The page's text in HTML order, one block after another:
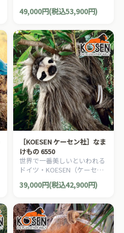
社）の動物のぬいぐるみ。愛
らしい表情の猫（ねこ/ネコ）
49,000円(税込53,900円)
［KOESEN ケーセン社］なま
けもの 6550
世界で一番美しいといわれる
ドイツ・KOESEN（ケーセン
社）の動物のぬいぐるみ。愛
らしい表情のナマケモノのぬ
39,000円(税込42,900円)